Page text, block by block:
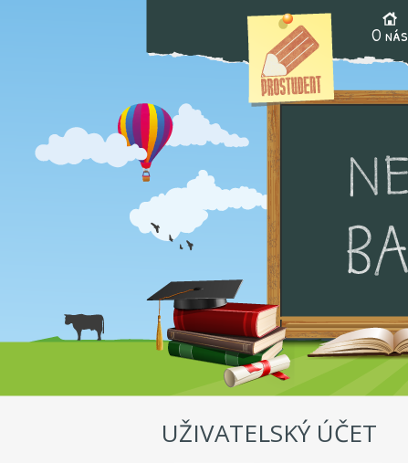
Hlavní menu
O nás
UŽIVATELSKÝ ÚČET